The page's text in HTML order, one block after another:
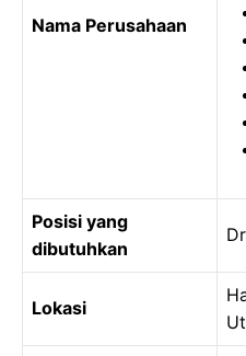
Nama Perusahaan
Posisi yang
dibutuhkan
Lokasi